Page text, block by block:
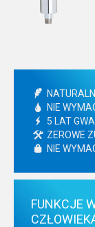
NIE
5 LAT
ZEROWE
NIE
FUNKCJE